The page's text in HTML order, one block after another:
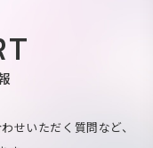
せいただく質問など、